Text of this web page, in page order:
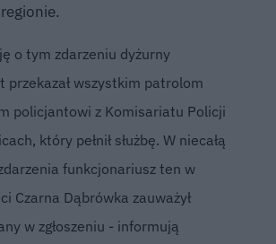
o tym zdarzeniu dyżurny
przekazał wszystkim patrolom
policjantowi z Komisariatu Policji
który pełnił służbę. W niecałą
funkcjonariusz ten w
Czarna Dąbrówka zauważył
w zgłoszeniu - informują